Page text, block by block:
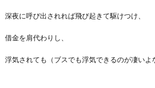
深夜に呼び出されれば飛び起きて駆けつけ、
借金を肩代わりし、
浮気されても（ブスでも浮気できるのが凄いよ